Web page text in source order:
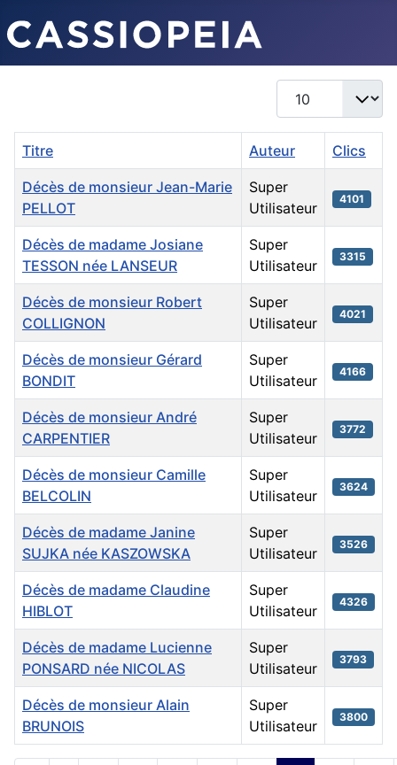
Afficher #
Articles
Titre Auteur Clics
Décès de monsieur Jean-Marie
PELLOT
Super
Utilisateur
4101
Décès de madame Josiane
TESSON née LANSEUR
Super
Utilisateur
3315
Décès de monsieur Robert
COLLIGNON
Super
Utilisateur
4021
Décès de monsieur Gérard
BONDIT
Super
Utilisateur
4166
Décès de monsieur André
CARPENTIER
Super
Utilisateur
3772
Décès de monsieur Camille
BELCOLIN
Super
Utilisateur
3624
Décès de madame Janine
SUJKA née KASZOWSKA
Super
Utilisateur
3526
Décès de madame Claudine
HIBLOT
Super
Utilisateur
4326
Décès de madame Lucienne
PONSARD née NICOLAS
Super
Utilisateur
3793
Décès de monsieur Alain
BRUNOIS
Super
Utilisateur
3800